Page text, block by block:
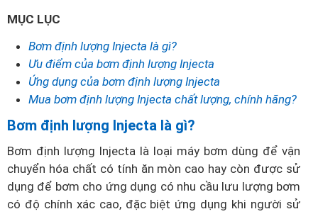
MỤC LỤC
Bơm định lượng Injecta là gì?
Ưu điểm của bơm định lượng Injecta
Ứng dụng của bơm định lượng Injecta
Mua bơm định lượng Injecta chất lượng, chính hãng?
Bơm định lượng Injecta là gì?
Bơm định lượng Injecta là loại máy bơm dùng để vận
chuyển hóa chất có tính ăn mòn cao hay còn được sử
dụng để bơm cho ứng dụng có nhu cầu lưu lượng bơm
có độ chính xác cao, đặc biệt ứng dụng khi người sử